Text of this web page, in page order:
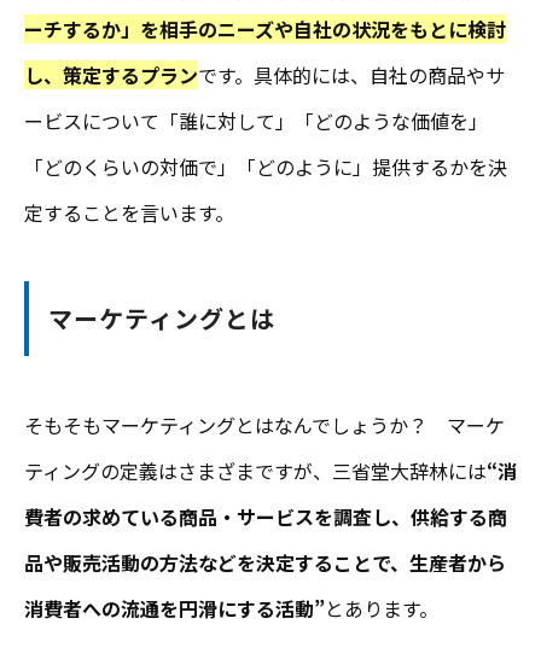
ーチするか」を相手のニーズや自社の状況をもとに検討
し、策定するプランです。具体的には、自社の商品やサ
ービスについて「誰に対して」「どのような価値を」
「どのくらいの対価で」「どのように」提供するかを決
定することを言います。
マーケティングとは
そもそもマーケティングとはなんでしょうか？ マーケ
ティングの定義はさまざまですが、三省堂大辞林には“消
費者の求めている商品・サービスを調査し、供給する商
品や販売活動の方法などを決定することで、生産者から
消費者への流通を円滑にする活動”とあります。